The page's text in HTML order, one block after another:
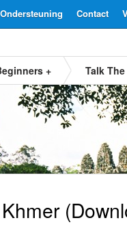
Contact
Ondersteuning
+ Talk
Khmer